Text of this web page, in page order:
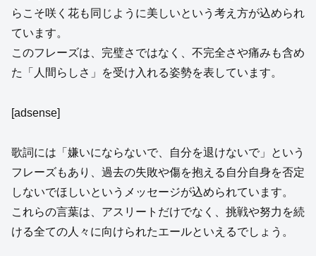
らこそ咲く花も同じように美しいという考え方が込められ
ています。
このフレーズは、完璧さではなく、不完全さや痛みも含め
た「人間らしさ」を受け入れる姿勢を表しています。
[adsense]
歌詞には「嫌いにならないで、自分を退けないで」という
フレーズもあり、過去の失敗や傷を抱える自分自身を否定
しないでほしいというメッセージが込められています。
これらの言葉は、アスリートだけでなく、挑戦や努力を続
ける全ての人々に向けられたエールといえるでしょう。